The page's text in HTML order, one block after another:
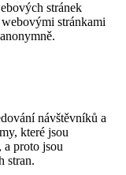
stránek
stránkami
návštěvníků a
které jsou
a proto jsou
stran.